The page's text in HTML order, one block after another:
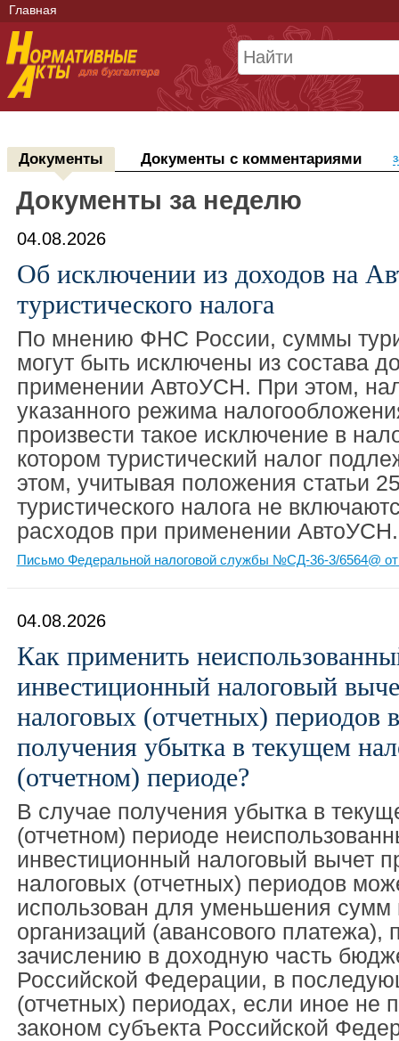
Главная
Документы Документы с комментариями
Документы за неделю
04.08.2026
Об исключении из доходов на
туристического налога
По мнению ФНС России, суммы
могут быть исключены из состава
применении АвтоУСН. При этом,
указанного режима
произвести такое исключение в
котором туристический налог
этом, учитывая положения статьи
туристического налога не
расходов при применении АвтоУСН.
Письмо Федеральной налоговой службы №СД-36-3/6564@ от
04.08.2026
Как применить
инвестиционный налоговый
налоговых (отчетных) периодов
получения убытка в текущем
(отчетном) периоде?
В случае получения убытка в
(отчетном) периоде
инвестиционный налоговый вычет
налоговых (отчетных) периодов
использован для уменьшения сумм
организаций (авансового
зачислению в доходную часть
Российской Федерации, в
(отчетных) периодах, если иное не
законом субъекта Российской